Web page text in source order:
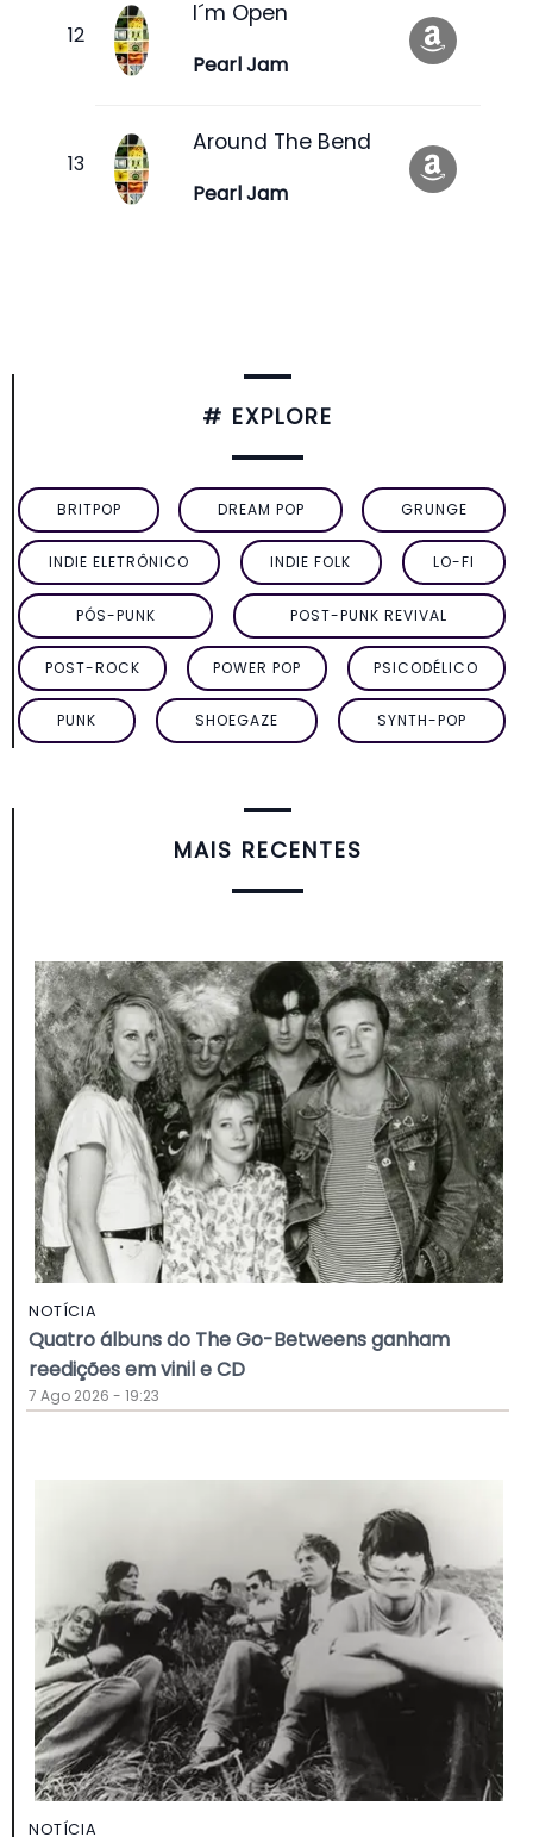
I´m Open
Pearl Jam
Around The Bend
Pearl Jam
# EXPLORE
BRITPOP DREAM POP GRUNGE
INDIE ELETRÔNICO INDIE FOLK LO-FI
PÓS-PUNK POST-PUNK REVIVAL
POST-ROCK POWER POP PSICODÉLICO
PUNK SHOEGAZE SYNTH-POP
MAIS RECENTES
NOTÍCIA
Quatro álbuns do The Go-Betweens ganham
reedições em vinil e CD
7 Ago 2026 - 19:23
NOTÍCIA